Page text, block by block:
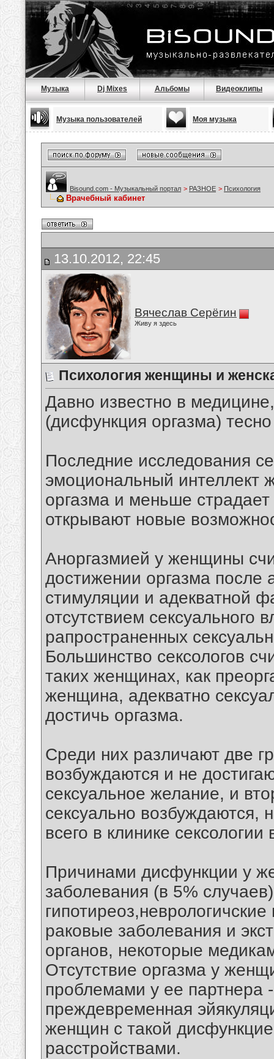
Музыка Dj Mixes Альбомы Видеоклипы
Музыка пользователей Моя музыка
Bisound.com - Музыкальный портал > РАЗНОЕ > Психология
Врачебный кабинет
13.10.2012, 22:45
Вячеслав Серёгин
Живу я здесь
Психология женщины и
Давно известно в
(дисфункция оргазма)
Последние исследования
эмоциональный интеллект
оргазма и меньше
открывают новые
Аноргазмией у женщины
достижении оргазма после
стимуляции и адекватной
отсутствием сексуального
рапространенных
Большинство сексологов
таких женщинах, как
женщина, адекватно
достичь оргазма.
Среди них различают две
возбуждаются и не
сексуальное желание, и
сексуально возбуждаются,
всего в клинике
Причинами дисфункции у
заболевания (в 5%
раковые заболевания и
органов, некоторые
Отсутствие оргазма у
проблемами у ее партнера
преждевременная
женщин с такой
расстройствами.